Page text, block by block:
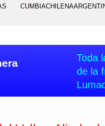
Toda
de la